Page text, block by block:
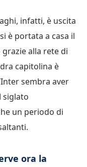
infatti, è uscita
è portata a casa il
alla rete di
capitolina è
sembra aver
siglato
un periodo di
ora la